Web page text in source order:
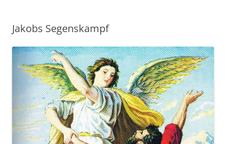
Jakobs Segenskampf